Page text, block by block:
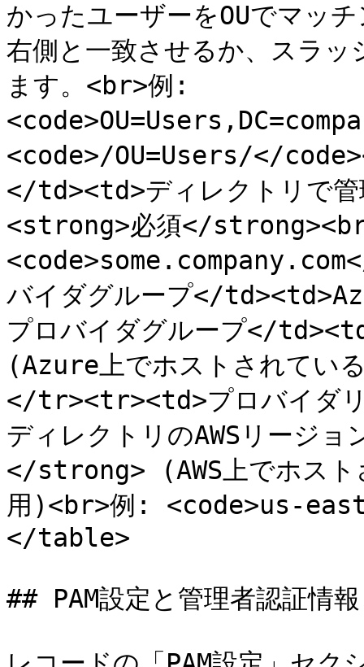
かったユーザーをOUでマッ
右側と一致させるか、スラ
ます。<br>例:
<code>/OU=Users/</
</td><td>ディレクトリで
<strong>必須</
バイダグループ</
プロバイダグループ</
(Azure上でホストされてい
</tr><tr><td>プロバイダ
ディレクトリのAWSリージ
</strong> (AWS上でホスト
用)<br>例: <code>us-
</table>
## PAM設定と管理者認証情報